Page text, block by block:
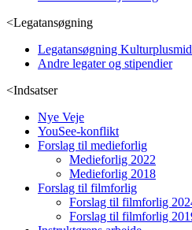
<Legatansøgning
Legatansøgning
Andre legater og stipendier
<Indsatser
Nye Veje
YouSee-konflikt
Forslag til medieforlig
Medieforlig 2022
Medieforlig 2018
Forslag til filmforlig
Forslag til filmforlig
Forslag til filmforlig